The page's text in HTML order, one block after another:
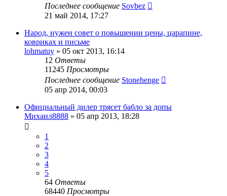
Последнее сообщение Sovbez
21 май 2014, 17:27
Народ, нужен совет о повышении цены, царапине,
ковриках и письме
lohmatuy » 05 окт 2013, 16:14
12 Ответы
11245 Просмотры
Последнее сообщение Stonehenge
05 апр 2014, 00:03
Официальный дилер трясет бабло за допы
Михаил8888 » 05 апр 2013, 18:28
1
2
3
4
5
64 Ответы
68440 Просмотры